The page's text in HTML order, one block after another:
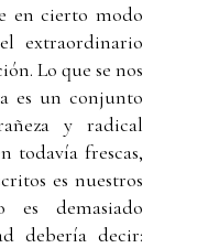
en cierto modo
extraordinario
Lo que se nos
es un conjunto
y radical
todavía frescas,
es nuestros
demasiado
debería decir: